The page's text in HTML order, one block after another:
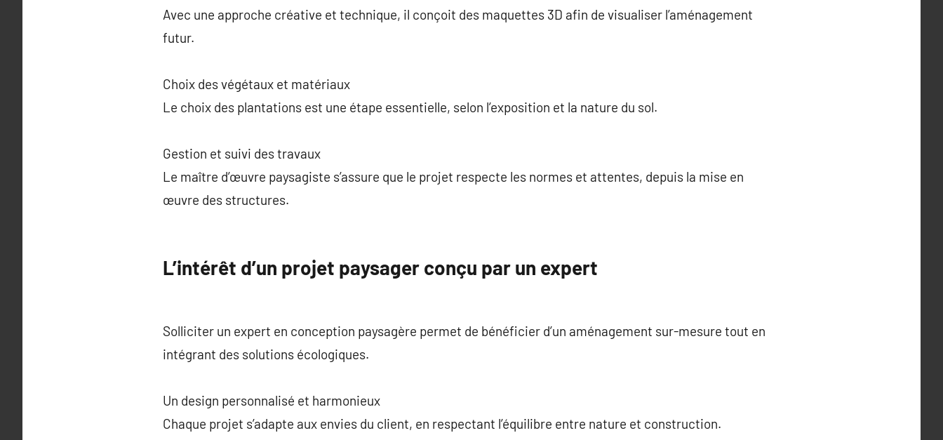
Avec une approche créative et technique, il conçoit des maquettes 3D afin de visualiser l’aménagement
futur.
Choix des végétaux et matériaux
Le choix des plantations est une étape essentielle, selon l’exposition et la nature du sol.
Gestion et suivi des travaux
Le maître d’œuvre paysagiste s’assure que le projet respecte les normes et attentes, depuis la mise en
œuvre des structures.
L’intérêt d’un projet paysager conçu par un expert
Solliciter un expert en conception paysagère permet de bénéficier d’un aménagement sur-mesure tout en
intégrant des solutions écologiques.
Un design personnalisé et harmonieux
Chaque projet s’adapte aux envies du client, en respectant l’équilibre entre nature et construction.